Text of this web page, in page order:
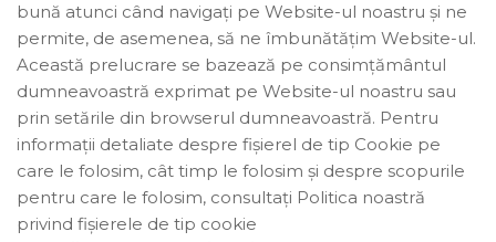
bună atunci când navigați pe Website-ul noastru și ne
permite, de asemenea, să ne îmbunătățim Website-ul.
Această prelucrare se bazează pe consimțământul
dumneavoastră exprimat pe Website-ul noastru sau
prin setările din browserul dumneavoastră. Pentru
informații detaliate despre fișierel de tip Cookie pe
care le folosim, cât timp le folosim și despre scopurile
pentru care le folosim, consultați Politica noastră
privind fișierele de tip cookie